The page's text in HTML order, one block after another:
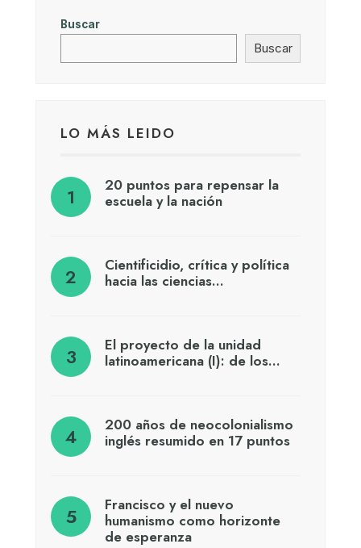
Buscar
Buscar
LO MÁS LEIDO
20 puntos para repensar la
escuela y la nación
Cientificidio, crítica y política
hacia las ciencias…
El proyecto de la unidad
latinoamericana (I): de los…
200 años de neocolonialismo
inglés resumido en 17 puntos
Francisco y el nuevo
humanismo como horizonte
de esperanza